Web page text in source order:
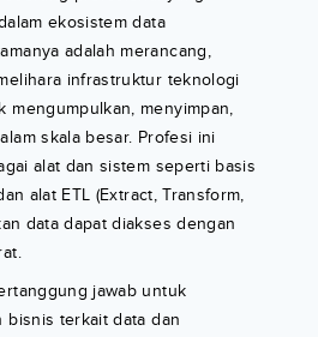
ekosistem data
adalah merancang,
infrastruktur teknologi
mengumpulkan, menyimpan,
skala besar. Profesi ini
alat dan sistem seperti basis
alat ETL (Extract, Transform,
data dapat diakses dengan
jawab untuk
bisnis terkait data dan